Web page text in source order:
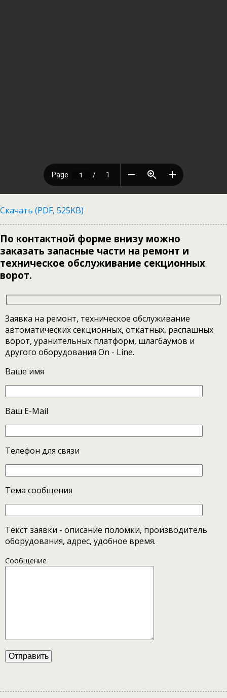
Скачать (PDF, 525KB)
По контактной форме внизу можно
заказать запасные части на ремонт и
техническое обслуживание секционных
ворот.
Заявка на ремонт, техническое обслуживание
автоматических секционных, откатных, распашных
ворот, уранительных платформ, шлагбаумов и
другого оборудования On - Line.
Ваше имя
Ваш E-Mail
Телефон для связи
Тема сообщения
Текст заявки - описание поломки, производитель
оборудования, адрес, удобное время.
Сообщение